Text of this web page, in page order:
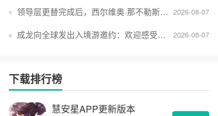
2026-08-07
领导层更替完成后，西尔维奥·那不勒斯出任Lucid首席执行官
2026-08-07
成龙向全球发出入境游邀约：欢迎感受无滤镜的真实中国
下载排行榜
慧安星APP更新版本